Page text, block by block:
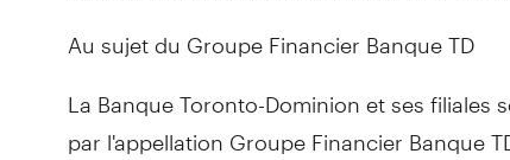
Au sujet du Groupe Financier Banque TD
La Banque Toronto-Dominion et ses
par l'appellation Groupe Financier Banque